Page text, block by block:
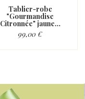
Tablier-robe
"Gourmandise
Citronnée" jaune...
99,00 €